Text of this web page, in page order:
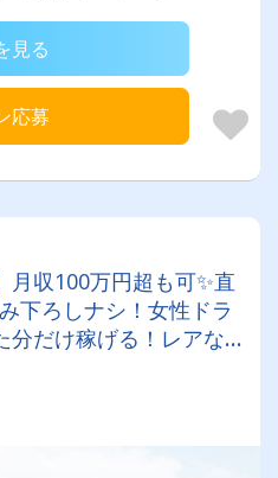
見る
応募
月収100万円超も可✨直
下ろしナシ！女性ドラ
分だけ稼げる！レアな車
／